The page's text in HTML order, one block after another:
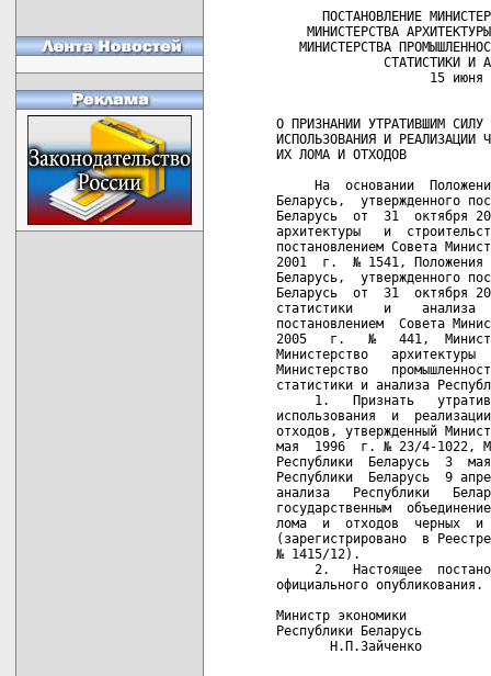
ПОСТАНОВЛЕНИЕ
МИНИСТЕРСТВА
МИНИСТЕРСТВА
СТАТИСТИКИ И
15 июня
О ПРИЗНАНИИ УТРАТИВШИМ
ИСПОЛЬЗОВАНИЯ И РЕАЛИЗАЦИИ
ИХ ЛОМА И ОТХОДОВ
На  основании
Беларусь,  утвержденного
Беларусь  от  31  октября
архитектуры   и
постановлением Совета
2001  г.  № 1541, Положения о
Беларусь,  утвержденного
Беларусь  от  31  октября
статистики    и    анализа
постановлением  Совета
2005   г.   №   441,
Министерство
Министерство
статистики и анализа
1.   Признать
использования  и
отходов, утвержденный
мая  1996  г. № 23/4-1022,
Республики  Беларусь  3
Республики  Беларусь  9
анализа   Республики
государственным
лома  и  отходов  черных
(зарегистрировано  в
№ 1415/12).
2.   Настоящее
официального опубликования.
Министр экономики
Республики Беларусь
Н.П.Зайченко